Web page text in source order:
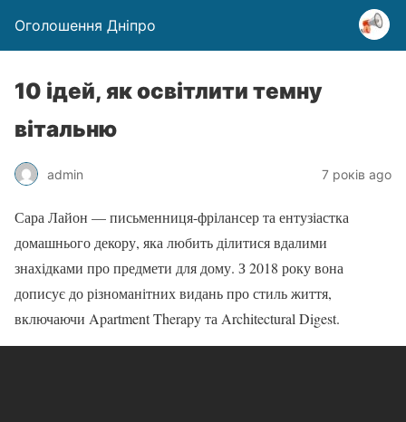
Оголошення Дніпро
10 ідей, як освітлити темну
вітальню
admin 7 років ago
Сара Лайон — письменниця-фрілансер та ентузіастка
домашнього декору, яка любить ділитися вдалими
знахідками про предмети для дому. З 2018 року вона
дописує до різноманітних видань про стиль життя,
включаючи Apartment Therapy та Architectural Digest.